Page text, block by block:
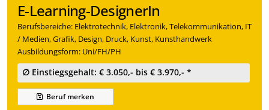
E-Learning-DesignerIn
Berufsbereiche: Elektrotechnik, Elektronik, Telekommunikation, IT
/ Medien, Grafik, Design, Druck, Kunst, Kunsthandwerk
Ausbildungsform: Uni/FH/PH
∅ Einstiegsgehalt: € 3.050,- bis € 3.970,- *
Berufmerken